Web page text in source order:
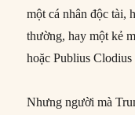
một cá nhân độc tài,
thường, hay một kẻ
hoặc Publius Clodius
Nhưng người mà